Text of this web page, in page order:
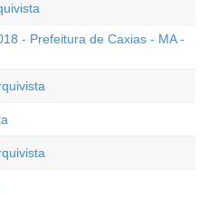
- Prefeitura de Caxias - MA -